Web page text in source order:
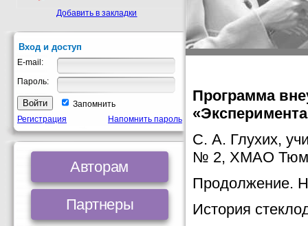
Программа
С. А. Глухих,
№ 2, ХМАО
Продолжение.
История
Добавить в закладки
Вход и доступ
E-mail:
Пароль:
Запомнить
Регистрация
Напомнить пароль
Авторам
Партнеры